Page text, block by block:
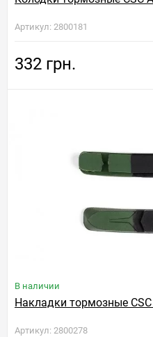
Артикул: 2800181
332 грн.
В наличии
Накладки тормозные CSC
Артикул: 2800278